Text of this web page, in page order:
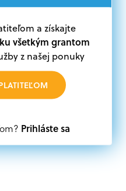
portáli Grantexpert.sk
plánu obnovy a
ako aj
ako právnická osoba v
akákoľvek
a získajte
všetkým grantom
z našej ponuky
Prihláste sa